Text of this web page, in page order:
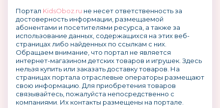
Портал KidsOboz.ru не несет ответственность за
достоверность информации, размещаемой
абонентами и посетителями ресурса, а также за
использование данных, содержащихся на этих веб-
страницах либо найденных по ссылкам с них.
Обращаем внимание, что портал не является
интернет-магазином детских товаров и игрушек. Здесь
нельзя купить или заказать доставку товаров. На
страницах портала отраслевые операторы размещают
свою информацию. Для приобретения товаров
связывайтесь, пожалуйста непосредственно с
компаниями. Их контакты размещены на портале.